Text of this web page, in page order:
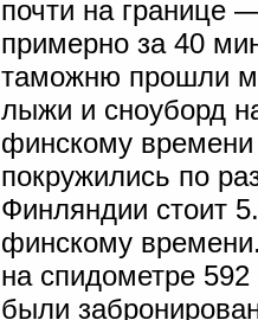
почти на границе
примерно за 40
таможню прошли
лыжи и сноуборд
финскому времени
покружились по
Финляндии стоит
финскому
на спидометре
были